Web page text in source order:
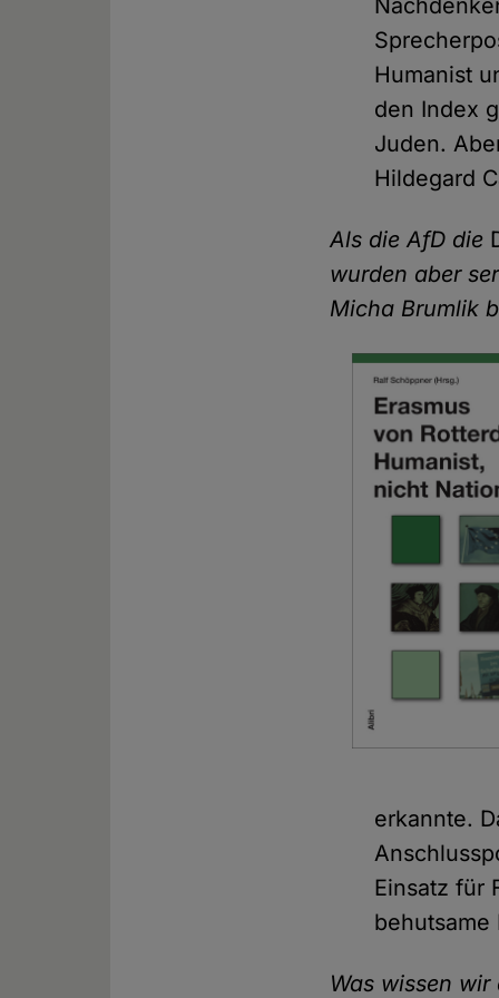
Humanist
den Index
Juden.
Hildegard
Als die AfD die
wurden aber
Micha Brumlik
erkannte.
Einsatz für
behutsame
Was wissen